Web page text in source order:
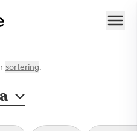
sortering.